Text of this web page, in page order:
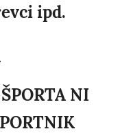
ipd.
NI